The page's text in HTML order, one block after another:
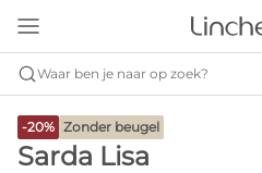
Waar ben je naar op zoek?
-20% Zonder beugel
Sarda Lisa